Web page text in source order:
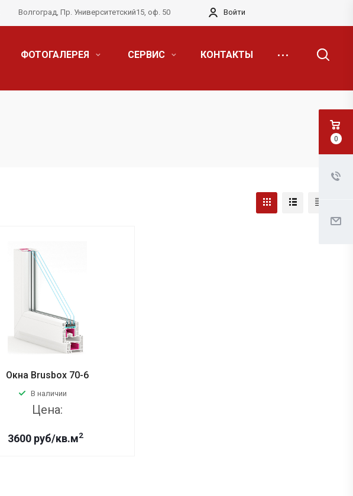
Волгоград, Пр. Университетский15, оф. 50 Войти
ФОТОГАЛЕРЕЯ СЕРВИС КОНТАКТЫ
Окна Brusbox 70-6
В наличии
Цена:
3600 руб/кв.м2
0